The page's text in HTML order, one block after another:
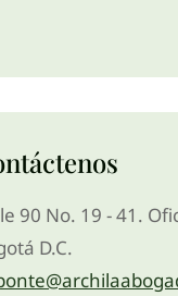
90 No. 19 - 41.
D.C.